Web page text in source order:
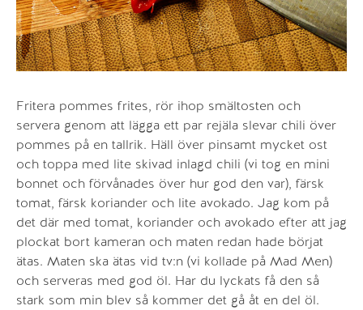
Fritera pommes frites, rör ihop smältosten och
servera genom att lägga ett par rejäla slevar chili över
pommes på en tallrik. Häll över pinsamt mycket ost
och toppa med lite skivad inlagd chili (vi tog en mini
bonnet och förvånades över hur god den var), färsk
tomat, färsk koriander och lite avokado. Jag kom på
det där med tomat, koriander och avokado efter att jag
plockat bort kameran och maten redan hade börjat
ätas. Maten ska ätas vid tv:n (vi kollade på Mad Men)
och serveras med god öl. Har du lyckats få den så
stark som min blev så kommer det gå åt en del öl.